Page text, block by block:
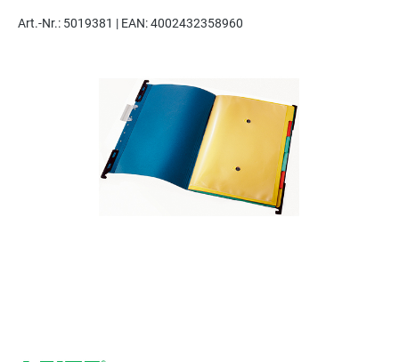
Art.-Nr.: 5019381 | EAN: 4002432358960